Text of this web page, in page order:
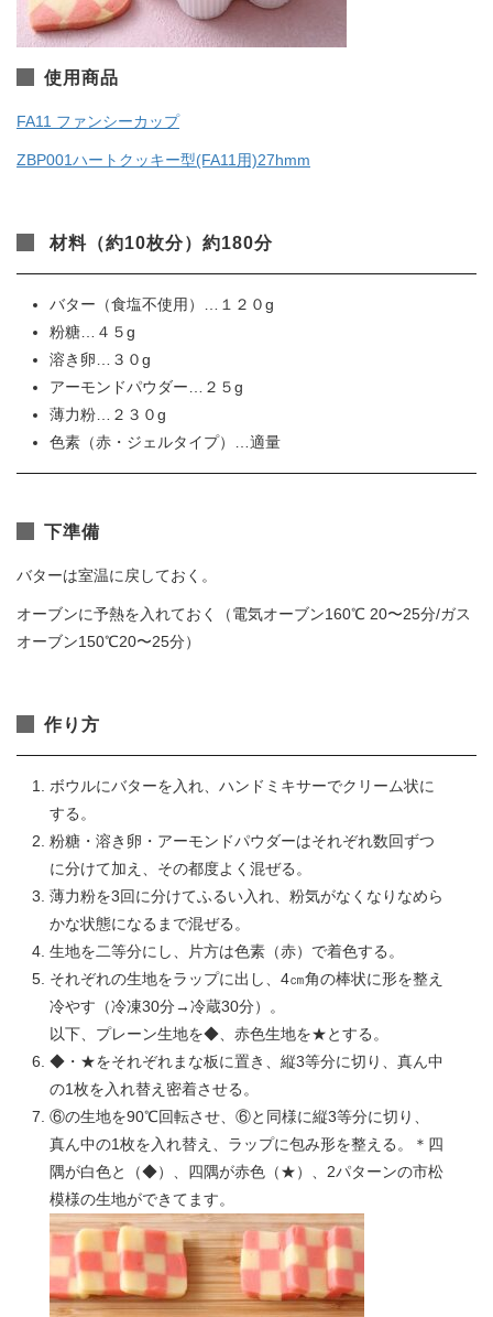
使用商品
FA11 ファンシーカップ
ZBP001ハートクッキー型(FA11用)27hmm
材料（約10枚分）約180分
バター（食塩不使用）…１２０g
粉糖…４５g
溶き卵…３０g
アーモンドパウダー…２５g
薄力粉…２３０g
色素（赤・ジェルタイプ）…適量
下準備
バターは室温に戻しておく。
オーブンに予熱を入れておく（電気オーブン160℃ 20〜25分/ガス
オーブン150℃20〜25分）
作り方
ボウルにバターを入れ、ハンドミキサーでクリーム状に
する。
粉糖・溶き卵・アーモンドパウダーはそれぞれ数回ずつ
に分けて加え、その都度よく混ぜる。
薄力粉を3回に分けてふるい入れ、粉気がなくなりなめら
かな状態になるまで混ぜる。
生地を二等分にし、片方は色素（赤）で着色する。
それぞれの生地をラップに出し、4㎝角の棒状に形を整え
冷やす（冷凍30分→冷蔵30分）。
以下、プレーン生地を◆、赤色生地を★とする。
◆・★をそれぞれまな板に置き、縦3等分に切り、真ん中
の1枚を入れ替え密着させる。
⑥の生地を90℃回転させ、⑥と同様に縦3等分に切り、
真ん中の1枚を入れ替え、ラップに包み形を整える。＊四
隅が白色と（◆）、四隅が赤色（★）、2パターンの市松
模様の生地ができてます。